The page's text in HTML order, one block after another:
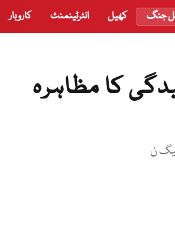
جنگ کھیل انٹرٹینمنٹ کاروبار
کا مظاہرہ
ن